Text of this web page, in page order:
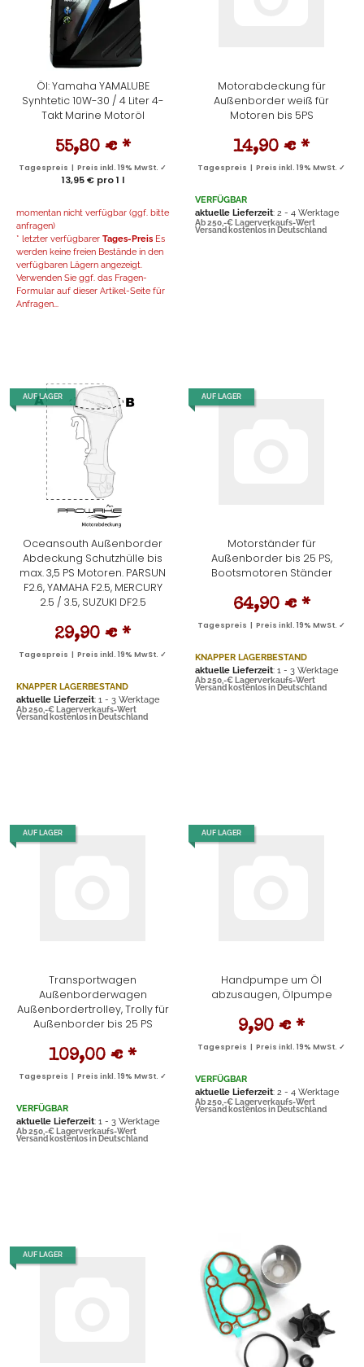
Öl: Yamaha YAMALUBE
Synhtetic 10W-30 / 4 Liter 4-
Takt Marine Motoröl
55,80 € *
Tagespreis | Preis inkl. 19% MwSt. ✓
13,95 € pro 1 l
momentan nicht verfügbar (ggf. bitte
anfragen)
* letzter verfügbarer Tages-Preis Es
werden keine freien Bestände in den
verfügbaren Lägern angezeigt.
Verwenden Sie ggf. das Fragen-
Formular auf dieser Artikel-Seite für
Anfragen...
Motorabdeckung für
Außenborder weiß für
Motoren bis 5PS
14,90 € *
Tagespreis | Preis inkl. 19% MwSt. ✓
VERFÜGBAR
aktuelle Lieferzeit: 2 - 4 Werktage
Ab 250,-€ Lagerverkaufs-Wert
Versand kostenlos in Deutschland
AUF LAGER
Oceansouth Außenborder
Abdeckung Schutzhülle bis
max. 3,5 PS Motoren. PARSUN
F2.6, YAMAHA F2.5, MERCURY
2.5 / 3.5, SUZUKI DF2.5
29,90 € *
Tagespreis | Preis inkl. 19% MwSt. ✓
KNAPPER LAGERBESTAND
aktuelle Lieferzeit: 1 - 3 Werktage
Ab 250,-€ Lagerverkaufs-Wert
Versand kostenlos in Deutschland
AUF LAGER
Motorständer für
Außenborder bis 25 PS,
Bootsmotoren Ständer
64,90 € *
Tagespreis | Preis inkl. 19% MwSt. ✓
KNAPPER LAGERBESTAND
aktuelle Lieferzeit: 1 - 3 Werktage
Ab 250,-€ Lagerverkaufs-Wert
Versand kostenlos in Deutschland
AUF LAGER
Transportwagen
Außenborderwagen
Außenbordertrolley, Trolly für
Außenborder bis 25 PS
109,00 € *
Tagespreis | Preis inkl. 19% MwSt. ✓
VERFÜGBAR
aktuelle Lieferzeit: 1 - 3 Werktage
Ab 250,-€ Lagerverkaufs-Wert
Versand kostenlos in Deutschland
AUF LAGER
Handpumpe um Öl
abzusaugen, Ölpumpe
9,90 € *
Tagespreis | Preis inkl. 19% MwSt. ✓
VERFÜGBAR
aktuelle Lieferzeit: 2 - 4 Werktage
Ab 250,-€ Lagerverkaufs-Wert
Versand kostenlos in Deutschland
AUF LAGER